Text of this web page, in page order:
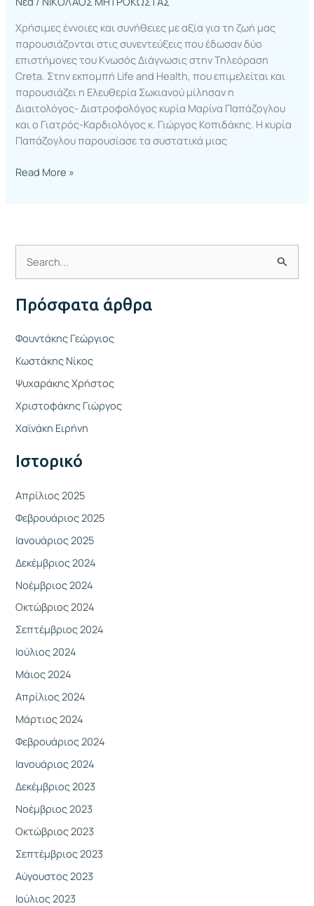
Χρήσιμες έννοιες και συνήθειες με αξία για τη ζωή μας
παρουσιάζονται στις συνεντεύξεις που έδωσαν δύο
επιστήμονες του Κνωσός Διάγνωσις στην Τηλεόραση
Creta. Στην εκπομπή Life and Health, που επιμελείται και
παρουσιάζει η Ελευθερία Σωκιανού μίλησαν η
Διαιτολόγος- Διατροφολόγος κυρία Μαρίνα Παπάζογλου
και ο Γιατρός-Καρδιολόγος κ. Γιώργος Κοπιδάκης. Η κυρία
Παπάζογλου παρουσίασε τα συστατικά μιας
Read More »
ν
α
ή
τ
η
σ
η
ι
Πρόσφατα άρθρα
Φουντάκης Γεώργιος
Κωστάκης Νίκος
Ψυχαράκης Χρήστος
Χριστοφάκης Γιώργος
Χαϊνάκη Ειρήνη
Ιστορικό
Απρίλιος 2025
Φεβρουάριος 2025
Ιανουάριος 2025
Δεκέμβριος 2024
Νοέμβριος 2024
Οκτώβριος 2024
Σεπτέμβριος 2024
Ιούλιος 2024
Μάιος 2024
Απρίλιος 2024
Μάρτιος 2024
Φεβρουάριος 2024
Ιανουάριος 2024
Δεκέμβριος 2023
Νοέμβριος 2023
Οκτώβριος 2023
Σεπτέμβριος 2023
Αύγουστος 2023
Ιούλιος 2023